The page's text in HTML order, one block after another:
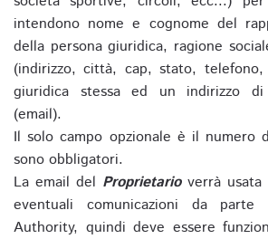
intendono nome e cognome del
della persona giuridica, ragione
(indirizzo, città, cap, stato,
giuridica stessa ed un indirizzo
(email).
Il solo campo opzionale è il
sono obbligatori.
La email del Proprietarioverrà usata
eventuali comunicazioni da parte
Authority, quindi deve essere